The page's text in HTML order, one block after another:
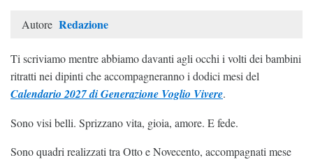
Autore Redazione
Ti scriviamo mentre abbiamo davanti agli occhi i volti dei bambini
ritratti nei dipinti che accompagneranno i dodici mesi del
Calendario 2027 di Generazione Voglio Vivere.
Sono visi belli. Sprizzano vita, gioia, amore. E fede.
Sono quadri realizzati tra Otto e Novecento, accompagnati mese